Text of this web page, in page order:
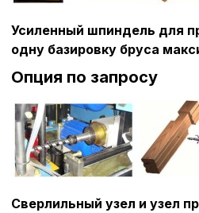
Усиленный шпиндель для
одну базировку бруса
Опция по запросу
Сверлильный узел и узел